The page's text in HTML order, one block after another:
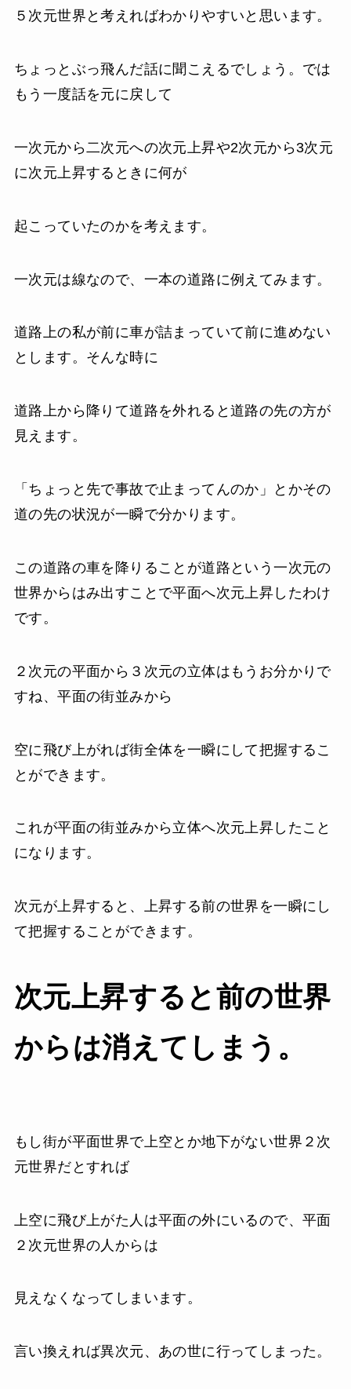
５次元世界と考えればわかりやすいと思います。
ちょっとぶっ飛んだ話に聞こえるでしょう。では
もう一度話を元に戻して
一次元から二次元への次元上昇や2次元から3次元
に次元上昇するときに何が
起こっていたのかを考えます。
一次元は線なので、一本の道路に例えてみます。
道路上の私が前に車が詰まっていて前に進めない
とします。そんな時に
道路上から降りて道路を外れると道路の先の方が
見えます。
「ちょっと先で事故で止まってんのか」とかその
道の先の状況が一瞬で分かります。
この道路の車を降りることが道路という一次元の
世界からはみ出すことで平面へ次元上昇したわけ
です。
２次元の平面から３次元の立体はもうお分かりで
すね、平面の街並みから
空に飛び上がれば街全体を一瞬にして把握するこ
とができます。
これが平面の街並みから立体へ次元上昇したこと
になります。
次元が上昇すると、上昇する前の世界を一瞬にし
て把握することができます。
次元上昇すると前の世界
からは消えてしまう。
もし街が平面世界で上空とか地下がない世界２次
元世界だとすれば
上空に飛び上がた人は平面の外にいるので、平面
２次元世界の人からは
見えなくなってしまいます。
言い換えれば異次元、あの世に行ってしまった。